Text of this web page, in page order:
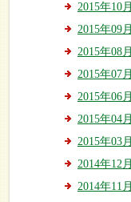
2015年10月
2015年09月
2015年08月
2015年07月
2015年06月
2015年04月
2015年03月
2014年12月
2014年11月